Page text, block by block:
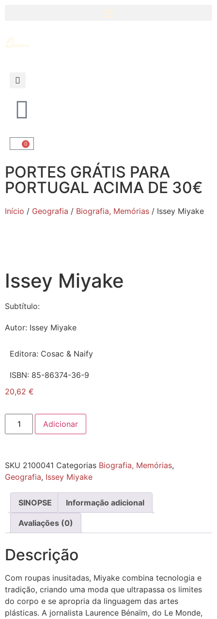
0
PORTES GRÁTIS PARA
PORTUGAL ACIMA DE 30€
Início / Geografia / Biografia, Memórias / Issey Miyake
Issey Miyake
Subtítulo:
Autor: Issey Miyake
Editora: Cosac & Naify
ISBN: 85-86374-36-9
20,62 €
Adicionar
SKU 2100041 Categorias Biografia, Memórias,
Geografia, Issey Miyake
SINOPSE Informação adicional
Avaliações (0)
Descrição
Com roupas inusitadas, Miyake combina tecnologia e
tradição, criando uma moda que ultrapassa os limites
do corpo e se apropria da linguagem das artes
plásticas. A jornalista Laurence Bénaïm, do Le Monde,